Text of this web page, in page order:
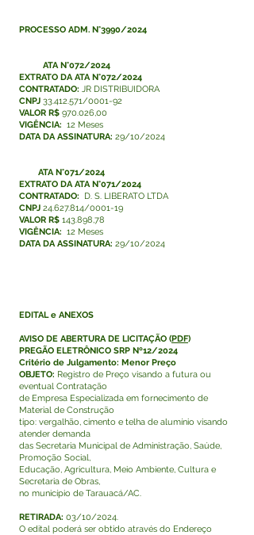
PROCESSO ADM. N°3990/2024
ATA N°072/2024
EXTRATO DA ATA N°072/2024
CONTRATADO: JR DISTRIBUIDORA
CNPJ 33.412.571/0001-92
VALOR R$ 970.026,00
VIGÊNCIA: 12 Meses
DATA DA ASSINATURA: 29/10/2024
ATA N°071/2024
EXTRATO DA ATA N°071/2024
CONTRATADO:
D. S. LIBERATO LTDA
CNPJ 24.627.814/0001-19
VALOR R$ 143.898,78
VIGÊNCIA: 12 Meses
DATA DA ASSINATURA: 29/10/2024
EDITAL e ANEXOS
AVISO DE ABERTURA DE LICITAÇÃO (PDF)
PREGÃO ELETRÔNICO SRP Nº12/2024
Critério de Julgamento: Menor Preço
OBJETO: Registro de Preço visando a futura ou
eventual Contratação
de Empresa Especializada em fornecimento de
Material de Construção
tipo: vergalhão, cimento e telha de alumínio visando
atender demanda
das Secretaria Municipal de Administração, Saúde,
Promoção Social,
Educação, Agricultura, Meio Ambiente, Cultura e
Secretaria de Obras,
no município de Tarauacá/AC.
RETIRADA: 03/10/2024.
O edital poderá ser obtido através do Endereço